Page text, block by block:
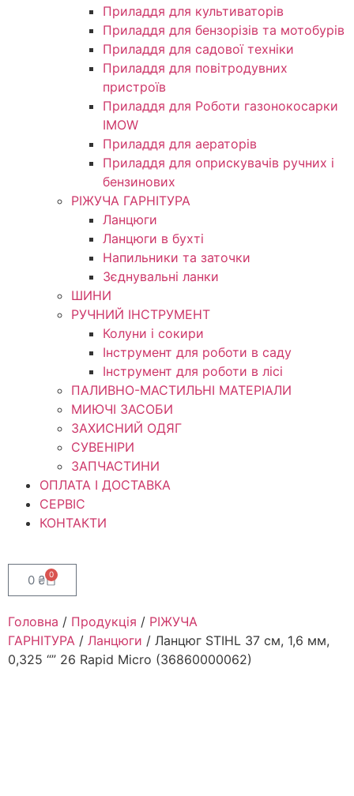
Приладдя для культиваторів
Приладдя для бензорізів та мотобурів
Приладдя для садової техніки
Приладдя для повітродувних
пристроїв
Приладдя для Роботи газонокосарки
IMOW
Приладдя для аераторів
Приладдя для оприскувачів ручних і
бензинових
РІЖУЧА ГАРНІТУРА
Ланцюги
Ланцюги в бухті
Напильники та заточки
Зєднувальні ланки
ШИНИ
РУЧНИЙ ІНСТРУМЕНТ
Колуни і сокири
Інструмент для роботи в саду
Інструмент для роботи в лісі
ПАЛИВНО-МАСТИЛЬНІ МАТЕРІАЛИ
МИЮЧІ ЗАСОБИ
ЗАХИСНИЙ ОДЯГ
СУВЕНІРИ
ЗАПЧАСТИНИ
ОПЛАТА І ДОСТАВКА
СЕРВІС
КОНТАКТИ
0 ₴ 0
Головна / Продукція / РІЖУЧА
ГАРНІТУРА / Ланцюги / Ланцюг STIHL 37 см, 1,6 мм,
0,325 “” 26 Rapid Micro (36860000062)